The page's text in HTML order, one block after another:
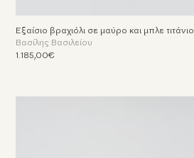
Εξαίσιο βραχιόλι σε μαύρο και μπλε τιτάνιο
Βασίλης Βασιλείου
1.185,00€